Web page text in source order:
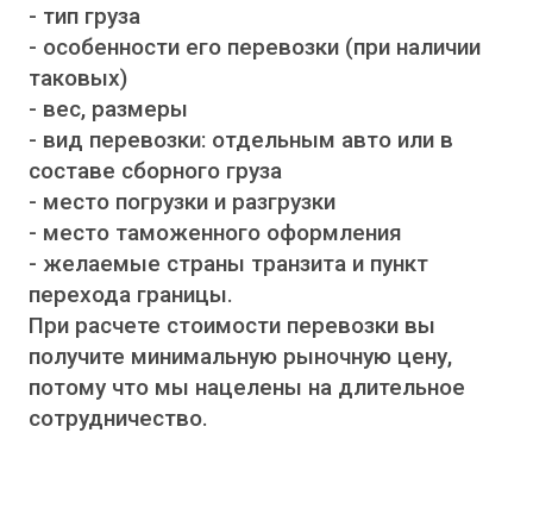
- тип груза
- особенности его перевозки (при наличии
таковых)
- вес, размеры
- вид перевозки: отдельным авто или в
составе сборного груза
- место погрузки и разгрузки
- место таможенного оформления
- желаемые страны транзита и пункт
перехода границы.
При расчете стоимости перевозки вы
получите минимальную рыночную цену,
потому что мы нацелены на длительное
сотрудничество.